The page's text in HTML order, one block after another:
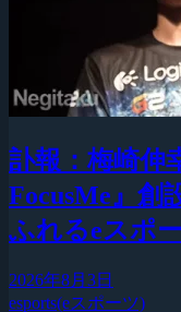
訃報：梅崎伸
FocusMe』創
ふれるeスポ
2026年8月3日
esports(eスポーツ)